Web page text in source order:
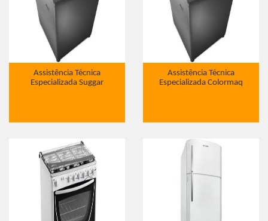
Assistência Técnica
Especializada Suggar
Assistência Técnica
Especializada Colormaq